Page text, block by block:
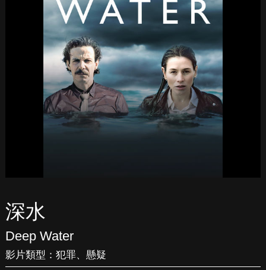
深水
Deep Water
影片類型： 犯罪、 懸疑